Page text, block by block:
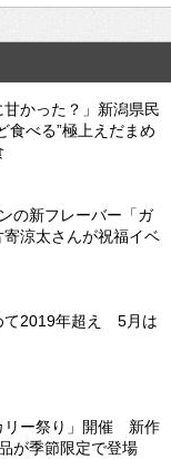
甘かった？」新潟県民
食べる”極上えだまめ
の新フレーバー「ガ
涼太さんが祝福イベ
て2019年超え 5月は
リー祭り」開催 新作
が季節限定で登場